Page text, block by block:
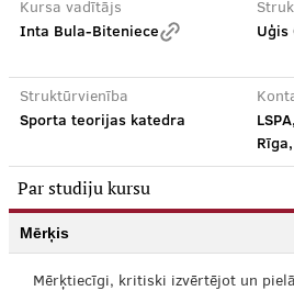
Kursa vadītājs
Inta Bula-Biteniece Uģis
Struktūrvienība
Sporta teorijas katedra
Par studiju kursu
Mērķis
Mērķtiecīgi, kritiski izvērtējot un